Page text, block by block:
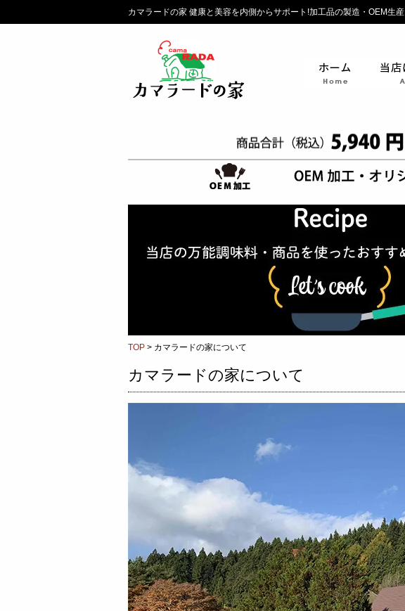
カマラードの家 健康と美容を内側からサポート!加工品の製造・OEM生産
ホーム
TOP > カマラードの家について
カマラードの家について